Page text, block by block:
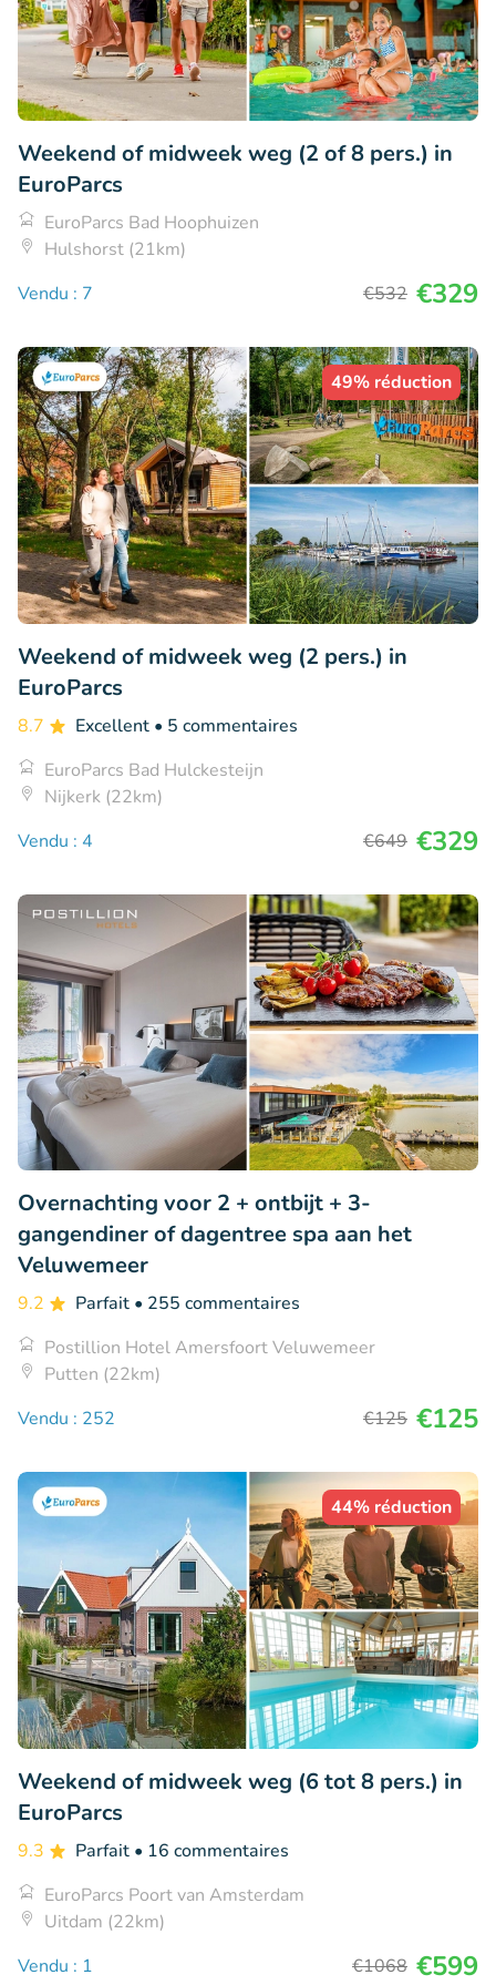
Weekend of midweek weg (2 of 8 pers.) in
EuroParcs
EuroParcs Bad Hoophuizen
Hulshorst (21km)
Vendu : 7
€532 €329
49% réduction
Weekend of midweek weg (2 pers.) in
EuroParcs
8.7 Excellent • 5 commentaires
EuroParcs Bad Hulckesteijn
Nijkerk (22km)
Vendu : 4
€649 €329
Overnachting voor 2 + ontbijt + 3-
gangendiner of dagentree spa aan het
Veluwemeer
9.2 Parfait • 255 commentaires
Postillion Hotel Amersfoort Veluwemeer
Putten (22km)
Vendu : 252
€125 €125
44% réduction
Weekend of midweek weg (6 tot 8 pers.) in
EuroParcs
9.3 Parfait • 16 commentaires
EuroParcs Poort van Amsterdam
Uitdam (22km)
Vendu : 1
€1068 €599